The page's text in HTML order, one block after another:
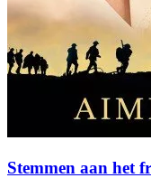
Stemmen aan het